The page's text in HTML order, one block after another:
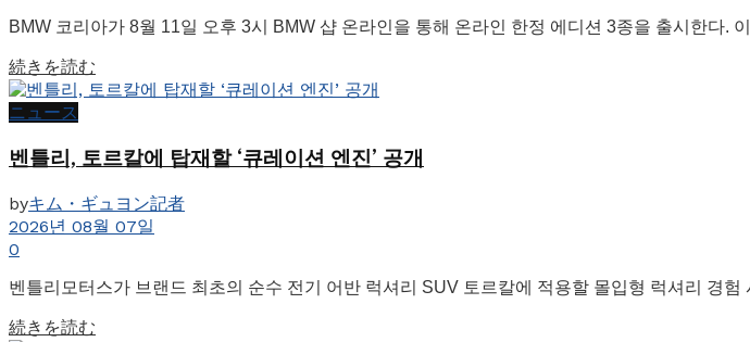
BMW 코리아가 8월 11일 오후 3시 BMW 샵 온라인을 통해 온라인 한정 에디션 3종을 출시한다.
続きを読む
ニュース
벤틀리, 토르칼에 탑재할 ‘큐레이션 엔진’ 공개
byキム・ギュヨン記者
2026년 08월 07일
0
벤틀리모터스가 브랜드 최초의 순수 전기 어반 럭셔리 SUV 토르칼에 적용할 몰입형 럭셔리 경
続きを読む